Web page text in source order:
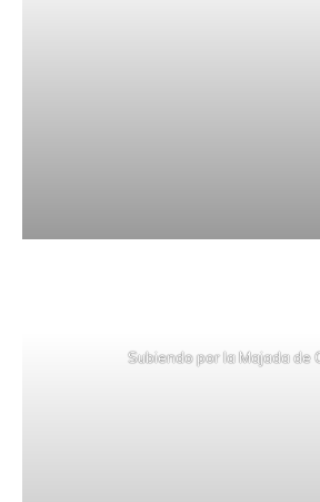
Subiendo por la Majada de